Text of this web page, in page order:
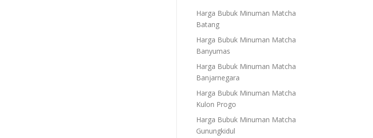
Harga Bubuk Minuman Matcha
Batang
Harga Bubuk Minuman Matcha
Banyumas
Harga Bubuk Minuman Matcha
Banjarnegara
Harga Bubuk Minuman Matcha
Kulon Progo
Harga Bubuk Minuman Matcha
Gunungkidul